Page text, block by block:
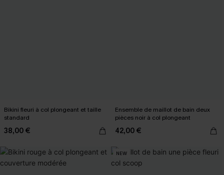
Bikini fleuri à col plongeant et taille
standard
38,00 €
Ensemble de maillot de bain deux
pièces noir à col plongeant
42,00 €
NEW